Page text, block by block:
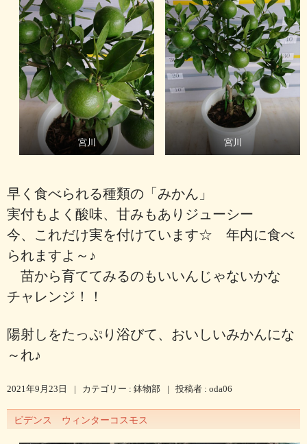
宮川 宮川
早く食べられる種類の「みかん」
実付もよく酸味、甘みもありジューシー
今、これだけ実を付けています☆ 年内に食べ
られますよ～♪
苗から育ててみるのもいいんじゃないかな
チャレンジ！！
陽射しをたっぷり浴びて、おいしいみかんにな
～れ♪
2021年9月23日 | カテゴリー : 鉢物部 | 投稿者 : oda06
ビデンス ウィンターコスモス